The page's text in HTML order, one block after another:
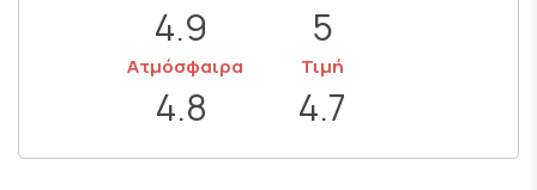
4.9 5
Ατμόσφαιρα
4.8
Τιμή
4.7